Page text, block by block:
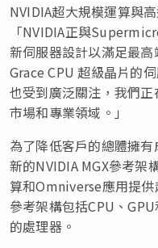
NVIDIA超大規模運算與
「NVIDIA正與
新伺服器設計以滿足最
Grace CPU 超級晶片的
也受到廣泛關注，我們
市場和專業領域。」
為了降低客戶的總體擁
新的NVIDIA MGX參考架
算和Omniverse應用提
參考架構包括CPU、
的處理器。